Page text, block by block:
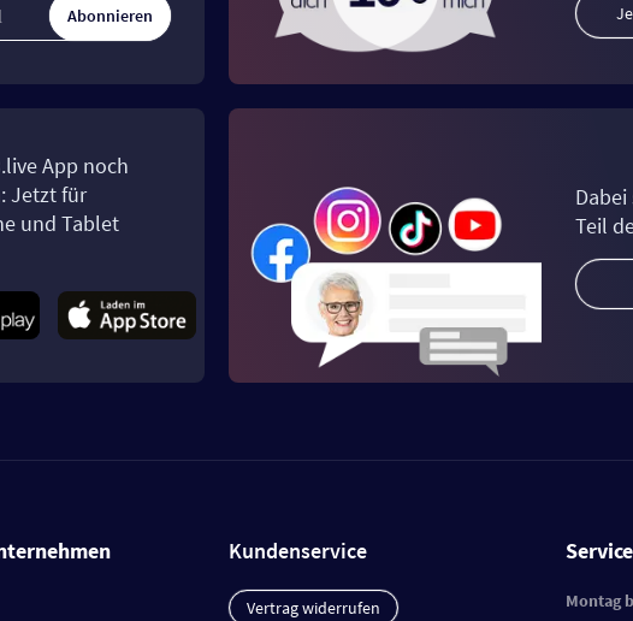
Abonnieren
App noch
Jetzt für
und Tablet
Teil
Kundenservice
Vertrag widerrufen
Montag